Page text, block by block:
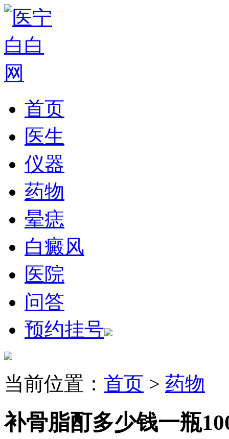
首页
医生
仪器
药物
晕痣
白癜风
医院
问答
预约挂号
当前位置： 首页 > 药物
补骨脂酊多少钱一瓶